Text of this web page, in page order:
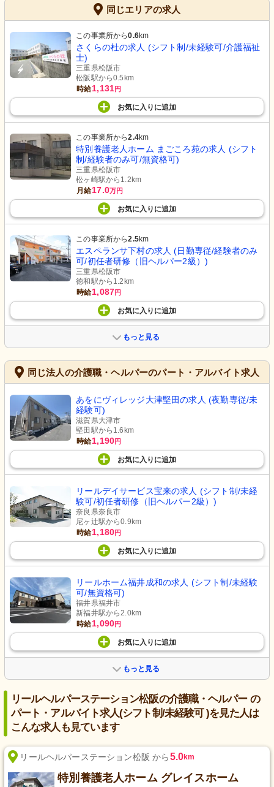
同じエリアの求人
この事業所から0.6km
さくらの杜の求人 (シフト制/未経験可/介護福祉
士)
三重県松阪市
松阪駅から0.5km
時給1,131円
お気に入り に追加
この事業所から2.4km
特別養護老人ホーム まごころ苑の求人 (シフト
制/経験者のみ可/無資格可)
三重県松阪市
松ヶ崎駅から1.2km
月給17.0万円
お気に入り に追加
この事業所から2.5km
エスペランサ下村の求人 (日勤専従/経験者のみ
可/初任者研修（旧ヘルパー2級）)
三重県松阪市
徳和駅から1.2km
時給1,087円
お気に入り に追加
もっと見る
同じ法人の介護職・ヘルパーのパート・アルバイト求人
あをにヴィレッジ大津堅田の求人 (夜勤専従/未
経験可)
滋賀県大津市
堅田駅から1.6km
時給1,190円
お気に入り に追加
リールデイサービス宝来の求人 (シフト制/未経
験可/初任者研修（旧ヘルパー2級）)
奈良県奈良市
尼ヶ辻駅から0.9km
時給1,180円
お気に入り に追加
リールホーム福井成和の求人 (シフト制/未経験
可/無資格可)
福井県福井市
新福井駅から2.0km
時給1,090円
お気に入り に追加
もっと見る
リールヘルパーステーション松阪の介護職・ヘルパー の
パート・アルバイト求人(シフト制/未経験可 )を見た人は
こんな求人も見ています
リールヘルパーステーション松阪 から5.0km
特別養護老人ホーム グレイスホーム